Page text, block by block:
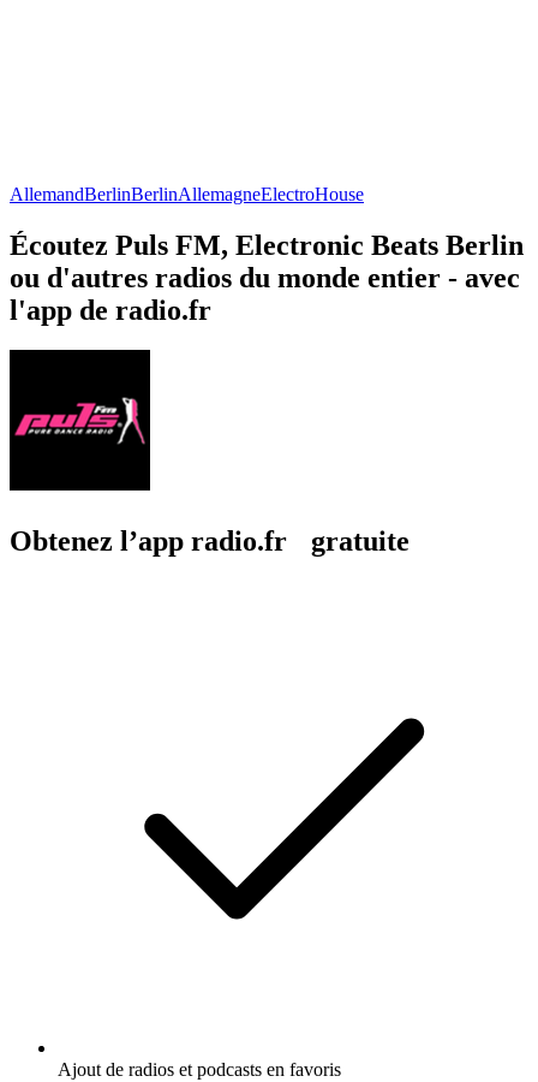
AllemandBerlinBerlinAllemagneElectroHouse
Écoutez Puls FM, Electronic Beats Berlin
ou d'autres radios du monde entier - avec
l'app de radio.fr
Obtenez l’app radio.fr gratuite
Ajout de radios et podcasts en favoris